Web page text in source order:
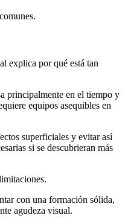
explica por qué está tan
principalmente en el tiempo y
equipos asequibles en
superficiales y evitar así
si se descubrieran más
con una formación sólida,
agudeza visual.